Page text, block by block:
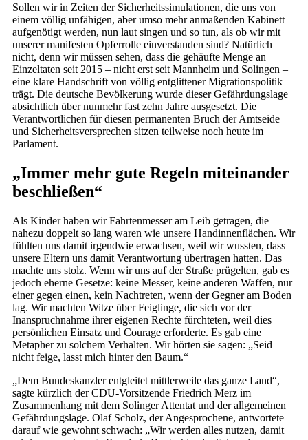
Sollen wir in Zeiten der Sicherheitssimulationen, die uns von
einem völlig unfähigen, aber umso mehr anmaßenden Kabinett
aufgenötigt werden, nun laut singen und so tun, als ob wir mit
unserer manifesten Opferrolle einverstanden sind? Natürlich
nicht, denn wir müssen sehen, dass die gehäufte Menge an
Einzeltaten seit 2015 – nicht erst seit Mannheim und Solingen –
eine klare Handschrift von völlig entglittener Migrationspolitik
trägt. Die deutsche Bevölkerung wurde dieser Gefährdungslage
absichtlich über nunmehr fast zehn Jahre ausgesetzt. Die
Verantwortlichen für diesen permanenten Bruch der Amtseide
und Sicherheitsversprechen sitzen teilweise noch heute im
Parlament.
„Immer mehr gute Regeln miteinander
beschließen“
Als Kinder haben wir Fahrtenmesser am Leib getragen, die
nahezu doppelt so lang waren wie unsere Handinnenflächen. Wir
fühlten uns damit irgendwie erwachsen, weil wir wussten, dass
unsere Eltern uns damit Verantwortung übertragen hatten. Das
machte uns stolz. Wenn wir uns auf der Straße prügelten, gab es
jedoch eherne Gesetze: keine Messer, keine anderen Waffen, nur
einer gegen einen, kein Nachtreten, wenn der Gegner am Boden
lag. Wir machten Witze über Feiglinge, die sich vor der
Inanspruchnahme ihrer eigenen Rechte fürchteten, weil dies
persönlichen Einsatz und Courage erforderte. Es gab eine
Metapher zu solchem Verhalten. Wir hörten sie sagen: „Seid
nicht feige, lasst mich hinter den Baum.“
„Dem Bundeskanzler entgleitet mittlerweile das ganze Land“,
sagte kürzlich der CDU-Vorsitzende Friedrich Merz im
Zusammenhang mit dem Solinger Attentat und der allgemeinen
Gefährdungslage. Olaf Scholz, der Angesprochene, antwortete
darauf wie gewohnt schwach: „Wir werden alles nutzen, damit